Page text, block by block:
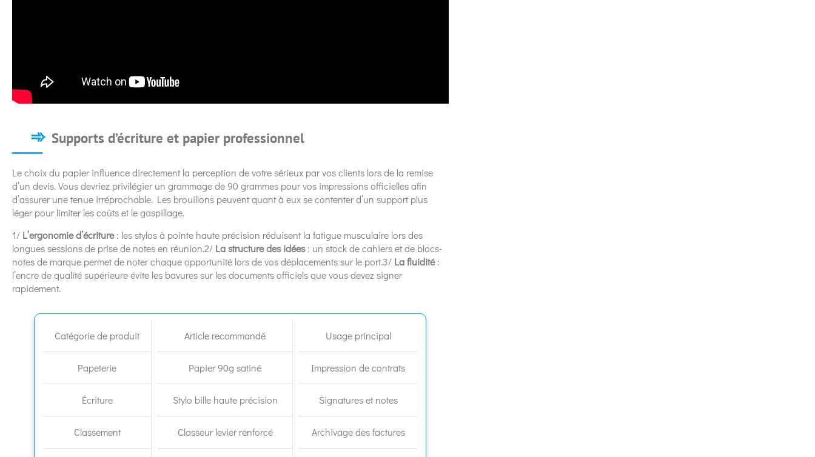
Supports d’écriture et papier professionnel
Le choix du papier influence directement la perception de votre sérieux par vos clients lors de la remise
d’un devis. Vous devriez privilégier un grammage de 90 grammes pour vos impressions officielles afin
d’assurer une tenue irréprochable. Les brouillons peuvent quant à eux se contenter d’un support plus
léger pour limiter les coûts et le gaspillage.
1/ L’ergonomie d’écriture: les stylos à pointe haute précision réduisent la fatigue musculaire lors des
longues sessions de prise de notes en réunion.2/ La structure des idées: un stock de cahiers et de blocs-
notes de marque permet de noter chaque opportunité lors de vos déplacements sur le port.3/ La fluidité:
l’encre de qualité supérieure évite les bavures sur les documents officiels que vous devez signer
rapidement.
Catégorie de produit Article recommandé Usage principal
Papeterie Papier 90g satiné Impression de contrats
Écriture Stylo bille haute précision Signatures et notes
Classement Classeur levier renforcé Archivage des factures